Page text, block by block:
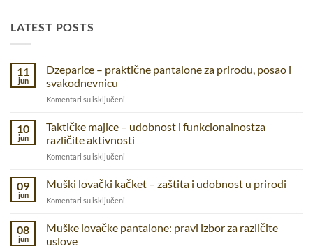
LATEST POSTS
11
jun
Dzeparice – praktične pantalone za prirodu, posao i
svakodnevnicu
Komentari su isključeni
pantalone
posao
10
jun
Taktičke majice – udobnost i funkcionalnostza
različite aktivnosti
Komentari su isključeni
majice
funkcionalnostza
09
jun
Muški lovački kačket – zaštita i udobnost u prirodi
Komentari su isključeni
lovački
08
jun
Muške lovačke pantalone: pravi izbor za različite
uslove